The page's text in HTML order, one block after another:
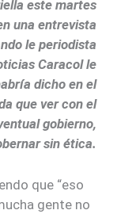
este martes
una entrevista
le periodista
Caracol le
dicho en el
que ver con el
gobierno,
sin ética.
que “eso
gente no